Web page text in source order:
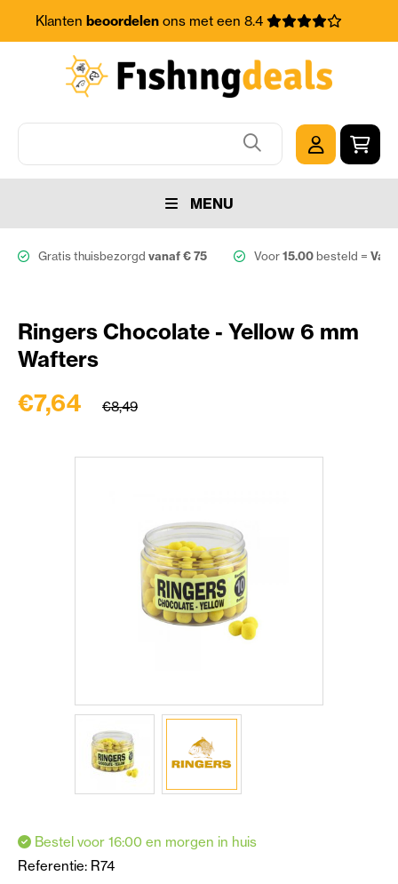
Klanten beoordelenons met een 8.4
MENU
Gratis thuisbezorgd vanaf € 75 Voor15.00besteld =
Ringers Chocolate - Yellow 6 mm
Wafters
€7,64 €8,49
Bestel voor 16:00 en morgen in huis
Referentie: R74